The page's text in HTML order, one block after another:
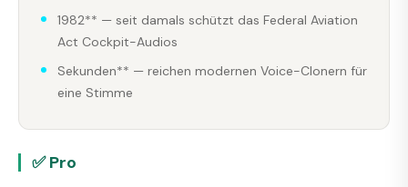
1982** — seit damals schützt das Federal Aviation
Act Cockpit-Audios
Sekunden** — reichen modernen Voice-Clonern für
eine Stimme
✅ Pro